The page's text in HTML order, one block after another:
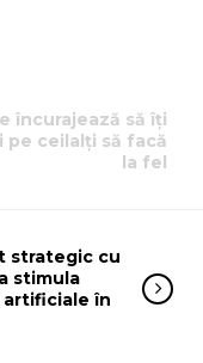
încurajează să îți
pe ceilalți să facă
la fel
strategic cu
stimula
în